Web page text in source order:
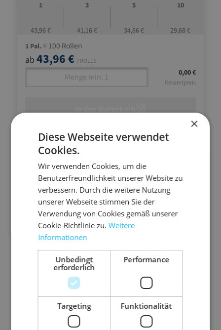
1
43,96 €
3
41,16 €
5
34,86 €
10
29,68 €
1 Pal. = 100 Rollen
ab 43,96 € / ROLLE
0,00 €
Gesamtpreis
PE-Schlauchfolie
250 mm x 250 m (B x L)
×
Diese Webseite verwendet
Cookies.
Wir verwenden Cookies, um die
Benutzerfreundlichkeit unserer Website zu
verbessern. Durch die weitere Nutzung
unserer Webseite stimmen Sie der
Verwendung von Cookies gemäß unserer
Cookie-Richtlinie zu.Weitere
Informationen
Unbedingt
erforderlich
Performance
Targeting Funktionalität